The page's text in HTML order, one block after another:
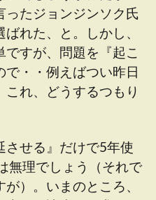
ったジョンジンソク氏
れた、と。しかし、
すが、問題を『起こ
で・・例えばつい昨日
れ、どうするつもり
させる』だけで5年使
無理でしょう（それで
）。いまのところ、